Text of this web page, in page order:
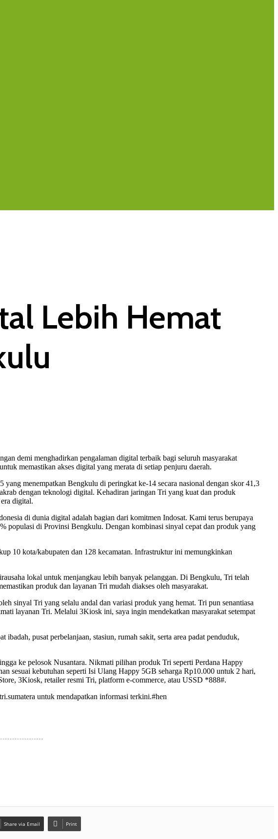
Lebih Hemat
demi menghadirkan pengalaman digital terbaik bagi seluruh masyarakat
memastikan akses digital yang merata di setiap penjuru daerah.
menempatkan Bengkulu di peringkat ke-14 secara nasional dengan skor 41,3
dengan teknologi digital. Kehadiran jaringan Tri yang kuat dan produk
digital.
di dunia digital adalah bagian dari komitmen Indosat. Kami terus berupaya
populasi di Provinsi Bengkulu. Dengan kombinasi sinyal cepat dan produk yang
10 kota/kabupaten dan 128 kecamatan. Infrastruktur ini memungkinkan
lokal untuk menjangkau lebih banyak pelanggan. Di Bengkulu, Tri telah
produk dan layanan Tri mudah diakses oleh masyarakat.
sinyal Tri yang selalu andal dan variasi produk yang hemat. Tri pun senantiasa
layanan Tri. Melalui 3Kiosk ini, saya ingin mendekatkan masyarakat setempat
pusat perbelanjaan, stasiun, rumah sakit, serta area padat penduduk,
ke pelosok Nusantara. Nikmati pilihan produk Tri seperti Perdana Happy
sesuai kebutuhan seperti Isi Ulang Happy 5GB seharga Rp10.000 untuk 2 hari,
3Kiosk, retailer resmi Tri, platform e-commerce, atau USSD *888#.
untuk mendapatkan informasi terkini.#hen
Share via Email Print